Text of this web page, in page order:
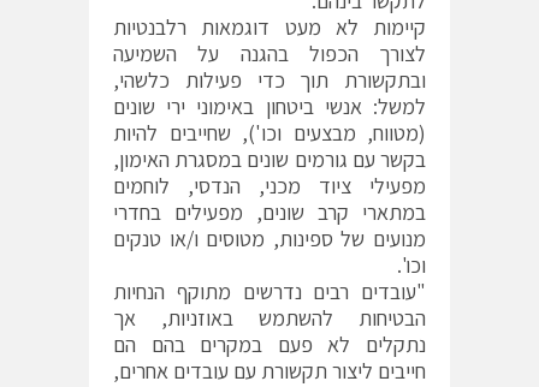
קיימות לא מעט דוגמאות רלבנטיות
לצורך הכפול בהגנה על השמיעה
ובתקשורת תוך כדי פעילות כלשהי,
למשל: אנשי ביטחון באימוני ירי שונים
(מטווח, מבצעים וכו'), שחייבים להיות
בקשר עם גורמים שונים במסגרת האימון,
מפעילי ציוד מכני, הנדסי, לוחמים
במתארי קרב שונים, מפעילים בחדרי
מנועים של ספינות, מטוסים ו/או טנקים
וכו'.
"עובדים רבים נדרשים מתוקף הנחיות
הבטיחות להשתמש באוזניות, אך
נתקלים לא פעם במקרים בהם הם
חייבים ליצור תקשורת עם עובדים אחרים,